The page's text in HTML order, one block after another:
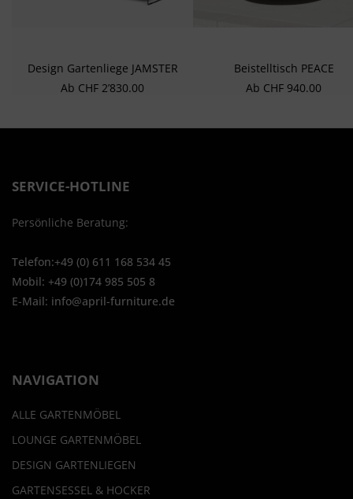
Design Gartenliege JAMSTER
Regulärer Preis:
Ab CHF 2’830.00
Beistelltisch PEACE
Regulärer Preis:
Ab CHF 940.00
SERVICE-HOTLINE
Persönliche Beratung:
Telefon:+49 (0) 611 168 534 45
Mobil: +49 (0)174 985 505 8
E-Mail: info@april-furniture.de
NAVIGATION
ALLE GARTENMÖBEL
LOUNGE GARTENMÖBEL
DESIGN GARTENLIEGEN
GARTENSESSEL & HOCKER